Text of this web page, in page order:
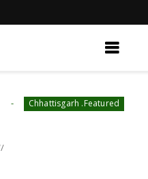
.Featured रायपुर पुलिस